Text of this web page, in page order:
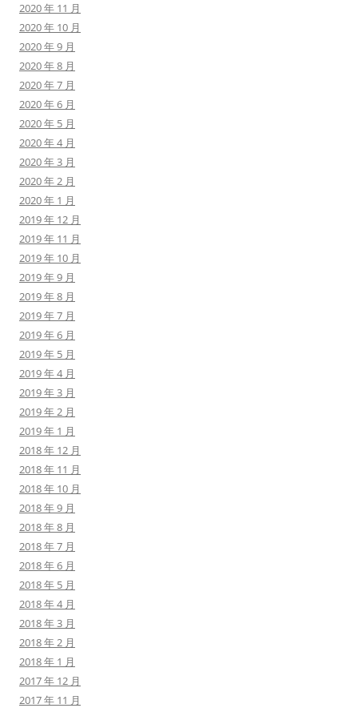
2020 年 11 月
2020 年 10 月
2020 年 9 月
2020 年 8 月
2020 年 7 月
2020 年 6 月
2020 年 5 月
2020 年 4 月
2020 年 3 月
2020 年 2 月
2020 年 1 月
2019 年 12 月
2019 年 11 月
2019 年 10 月
2019 年 9 月
2019 年 8 月
2019 年 7 月
2019 年 6 月
2019 年 5 月
2019 年 4 月
2019 年 3 月
2019 年 2 月
2019 年 1 月
2018 年 12 月
2018 年 11 月
2018 年 10 月
2018 年 9 月
2018 年 8 月
2018 年 7 月
2018 年 6 月
2018 年 5 月
2018 年 4 月
2018 年 3 月
2018 年 2 月
2018 年 1 月
2017 年 12 月
2017 年 11 月